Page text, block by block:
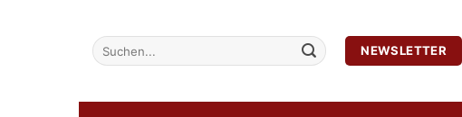
Inhalt
springen
Suchen
nach:
NEWSLETTER